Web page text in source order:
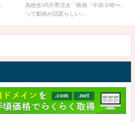
高校生VS片寄涼太「映画「午前０時〜」
って動画が話題らしい...